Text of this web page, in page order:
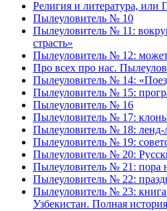
Религия и литература,
Пылеуловитель № 10
Пылеуловитель № 11:
страсть»
Пылеуловитель № 12:
Про всех про нас.
Пылеуловитель № 14:
Пылеуловитель № 15:
Пылеуловитель № 16
Пылеуловитель № 17:
Пылеуловитель № 18: ленд-
Пылеуловитель № 19:
Пылеуловитель № 20:
Пылеуловитель № 21: пора
Пылеуловитель № 22:
Пылеуловитель № 23:
Узбекистан. Полная